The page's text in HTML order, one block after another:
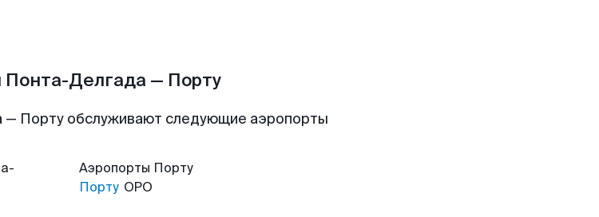
Понта-Делгада — Порту
— Порту обслуживают следующие аэропорты
Аэропорты Порту
Порту OPO